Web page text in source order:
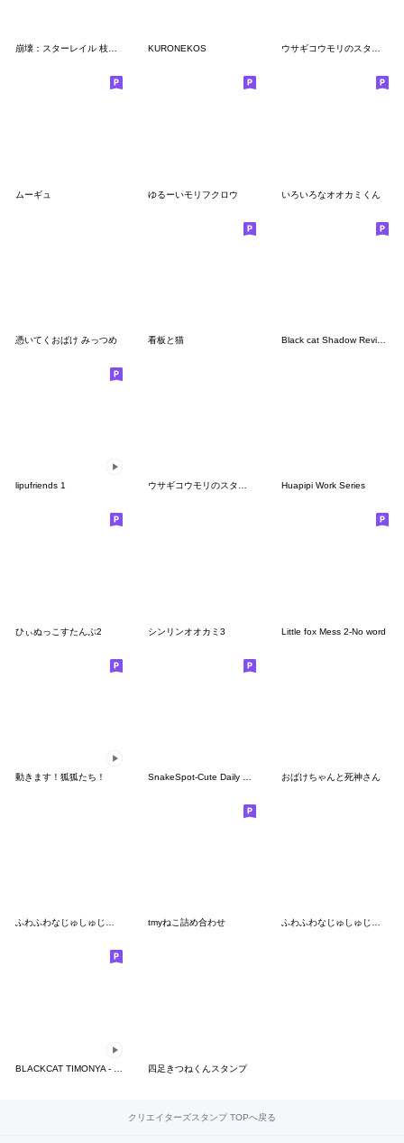
崩壊：スターレイル 枝垂 チビ ステッカー KURONEKOS ウサギコウモリのスタンプ 2
ムーギュ ゆるーいモリフクロウ いろいろなオオカミくん
憑いてくおばけ みっつめ 看板と猫 Black cat Shadow Revised Version-no word
lipufriends 1 ウサギコウモリのスタンプ Huapipi Work Series
ひぃぬっこすたんぷ2 シンリンオオカミ3 Little fox Mess 2-No word
動きます！狐狐たち！ おばけちゃんと死神さん
ふわふわなじゅしゅじゅミックス tmyねこ詰め合わせ ふわふわなじゅしゅじゅミックス2
四足きつねくんスタンプ
クリエイターズスタンプ TOPへ戻る